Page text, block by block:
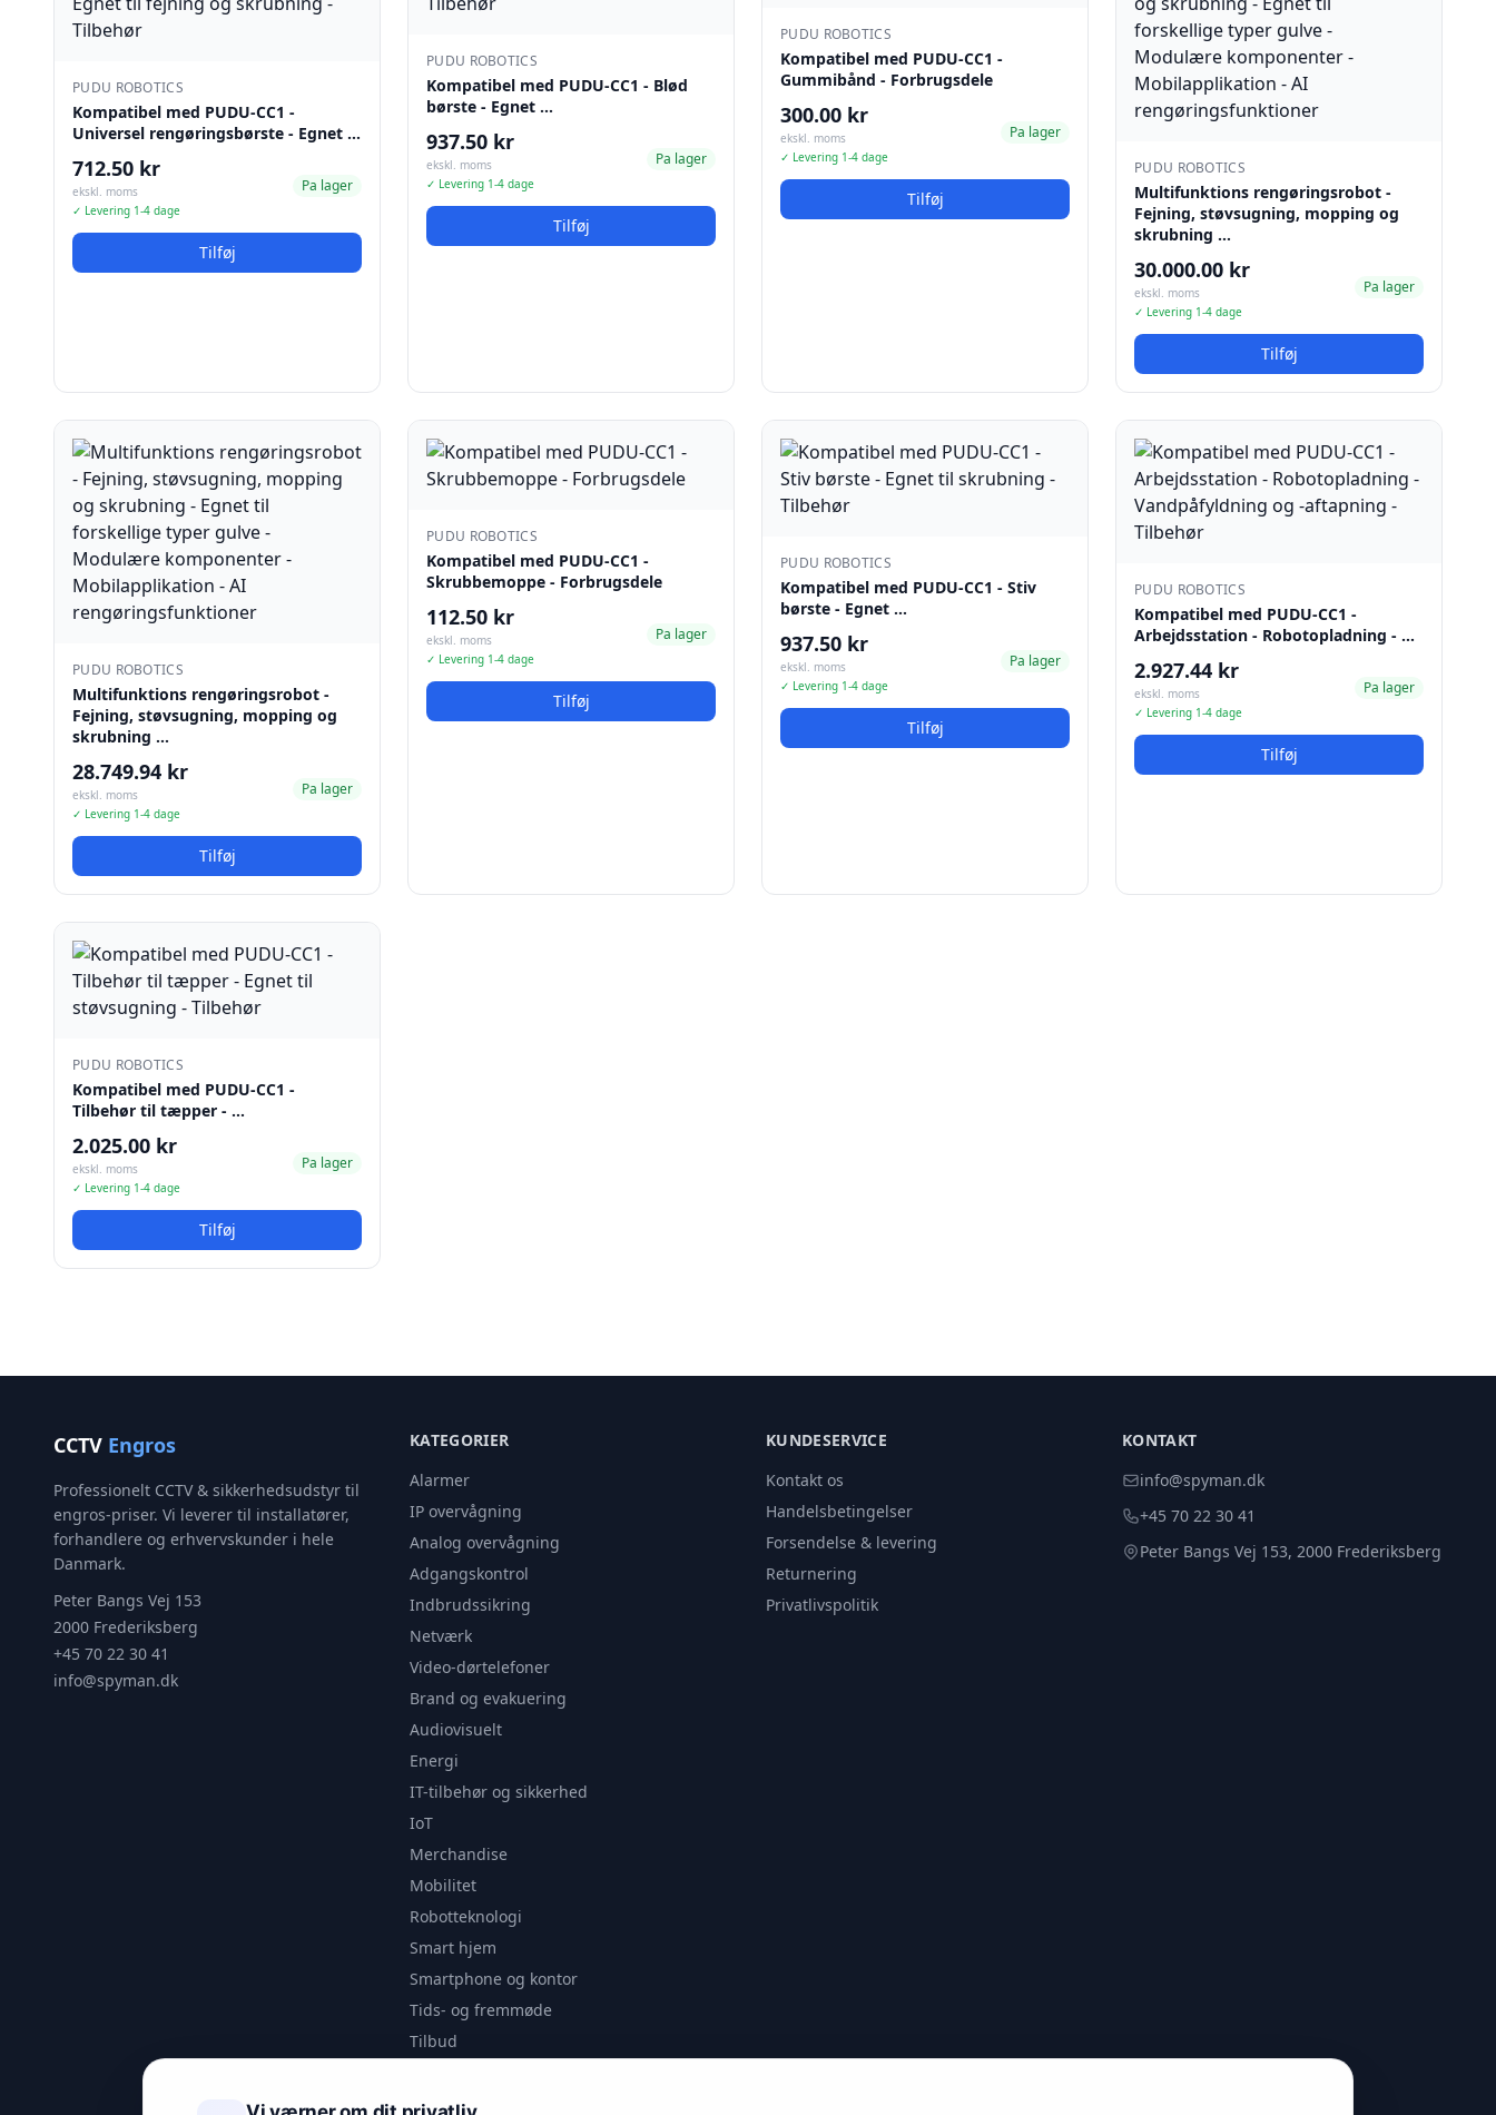
PUDU ROBOTICS
Kompatibel med PUDU-CC1 -
Universel rengøringsbørste - Egnet …
712.50 kr
ekskl. moms
✓ Levering 1-4 dage
Pa lager
Tilføj
PUDU ROBOTICS
Kompatibel med PUDU-CC1 - Blød
børste - Egnet …
937.50 kr
ekskl. moms
✓ Levering 1-4 dage
Pa lager
Tilføj
PUDU ROBOTICS
Kompatibel med PUDU-CC1 -
Gummibånd - Forbrugsdele
300.00 kr
ekskl. moms
✓ Levering 1-4 dage
Pa lager
Tilføj
PUDU ROBOTICS
Multifunktions rengøringsrobot -
Fejning, støvsugning, mopping og
skrubning …
30.000.00 kr
ekskl. moms
✓ Levering 1-4 dage
Pa lager
Tilføj
PUDU ROBOTICS
Multifunktions rengøringsrobot -
Fejning, støvsugning, mopping og
skrubning …
28.749.94 kr
ekskl. moms
✓ Levering 1-4 dage
Pa lager
Tilføj
PUDU ROBOTICS
Kompatibel med PUDU-CC1 -
Skrubbemoppe - Forbrugsdele
112.50 kr
ekskl. moms
✓ Levering 1-4 dage
Pa lager
Tilføj
PUDU ROBOTICS
Kompatibel med PUDU-CC1 - Stiv
børste - Egnet …
937.50 kr
ekskl. moms
✓ Levering 1-4 dage
Pa lager
Tilføj
PUDU ROBOTICS
Kompatibel med PUDU-CC1 -
Arbejdsstation - Robotopladning - …
2.927.44 kr
ekskl. moms
✓ Levering 1-4 dage
Pa lager
Tilføj
PUDU ROBOTICS
Kompatibel med PUDU-CC1 -
Tilbehør til tæpper - …
2.025.00 kr
ekskl. moms
✓ Levering 1-4 dage
Pa lager
Tilføj
CCTV Engros
Professionelt CCTV & sikkerhedsudstyr til
engros-priser. Vi leverer til installatører,
forhandlere og erhvervskunder i hele
Danmark.
Peter Bangs Vej 153
2000 Frederiksberg
+45 70 22 30 41
info@spyman.dk
KATEGORIER
Alarmer
IP overvågning
Analog overvågning
Adgangskontrol
Indbrudssikring
Netværk
Video-dørtelefoner
Brand og evakuering
Audiovisuelt
Energi
IT-tilbehør og sikkerhed
IoT
Merchandise
Mobilitet
Robotteknologi
Smart hjem
Smartphone og kontor
Tids- og fremmøde
Tilbud
Videoanalyse
KUNDESERVICE
Kontakt os
Handelsbetingelser
Forsendelse & levering
Returnering
Privatlivspolitik
KONTAKT
info@spyman.dk
+45 70 22 30 41
Peter Bangs Vej 153, 2000 Frederiksberg